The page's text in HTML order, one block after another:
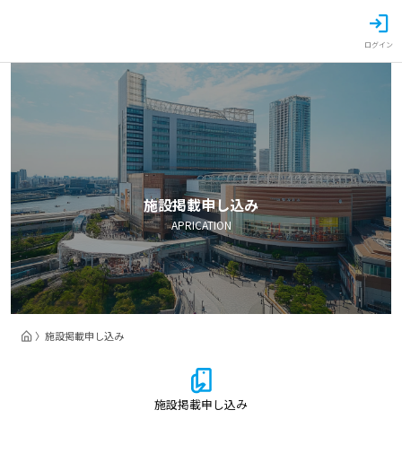
ログイン
施設掲載申し込み
APRICATION
施設掲載申し込み
施設掲載申し込み